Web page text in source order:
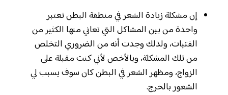
إن مشكلة زيادة الشعر في منطقة البطن تعتبر
واحدة من بين المشاكل التي تعاني منها الكثير من
الفتيات، ولذلك وجدت أنه من الضروري التخلص
من تلك المشكلة، وبالأخص لأني كنت مقبلة على
الزواج، ومظهر الشعر في البطن كان سوف يسبب لي
الشعور بالحرج.